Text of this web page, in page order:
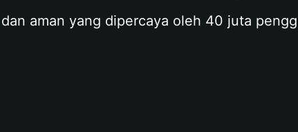
aman yang dipercaya oleh 40 juta